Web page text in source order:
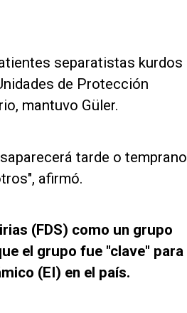
separatistas kurdos
de Protección
mantuvo Güler.
tarde o temprano
afirmó.
(FDS) como un grupo
el grupo fue "clave" para
(EI) en el país.